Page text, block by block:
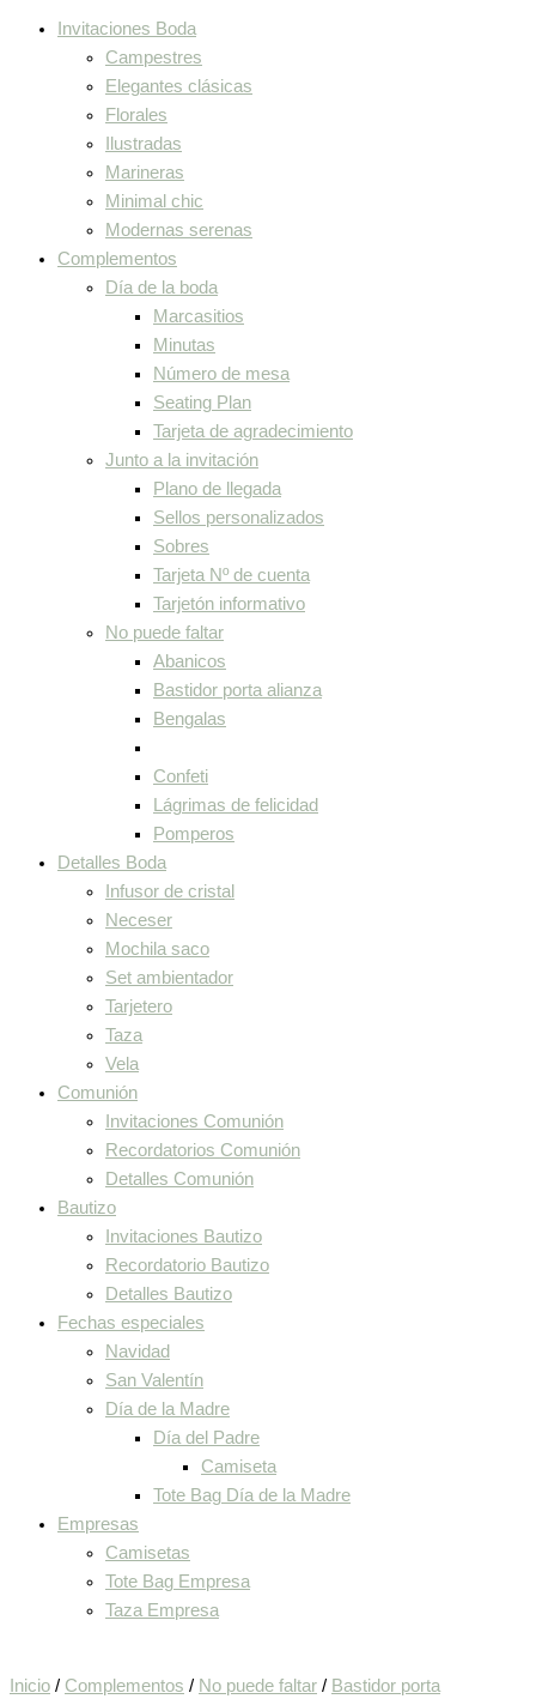
Invitaciones Boda
Campestres
Elegantes clásicas
Florales
Ilustradas
Marineras
Minimal chic
Modernas serenas
Complementos
Día de la boda
Marcasitios
Minutas
Número de mesa
Seating Plan
Tarjeta de agradecimiento
Junto a la invitación
Plano de llegada
Sellos personalizados
Sobres
Tarjeta Nº de cuenta
Tarjetón informativo
No puede faltar
Abanicos
Bastidor porta alianza
Bengalas
Confeti
Lágrimas de felicidad
Pomperos
Detalles Boda
Infusor de cristal
Neceser
Mochila saco
Set ambientador
Tarjetero
Taza
Vela
Comunión
Invitaciones Comunión
Recordatorios Comunión
Detalles Comunión
Bautizo
Invitaciones Bautizo
Recordatorio Bautizo
Detalles Bautizo
Fechas especiales
Navidad
San Valentín
Día de la Madre
Día del Padre
Camiseta
Tote Bag Día de la Madre
Empresas
Camisetas
Tote Bag Empresa
Taza Empresa
Inicio / Complementos / No puede faltar / Bastidor porta